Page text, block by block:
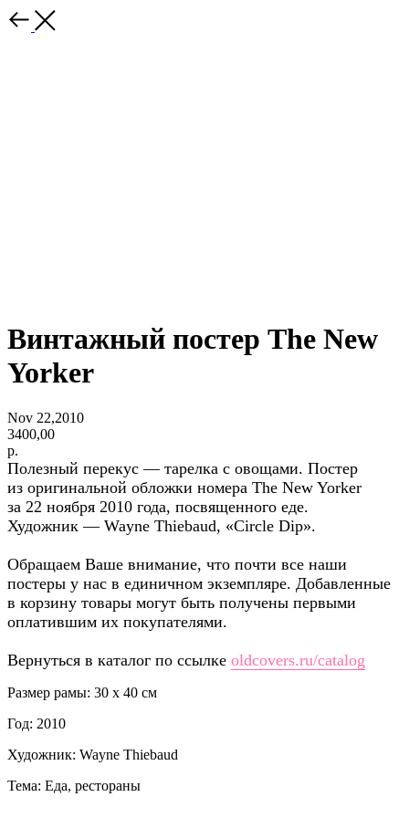
Винтажный постер The New
Yorker
Nov 22,2010
3400,00
р.
Полезный перекус — тарелка с овощами. Постер
из оригинальной обложки номера The New Yorker
за 22 ноября 2010 года, посвященного еде.
Художник — Wayne Thiebaud, «Circle Dip».
Обращаем Ваше внимание, что почти все наши
постеры у нас в единичном экземпляре. Добавленные
в корзину товары могут быть получены первыми
оплатившим их покупателями.
Вернуться в каталог по ссылке oldcovers.ru/catalog
Размер рамы: 30 x 40 см
Год: 2010
Художник: Wayne Thiebaud
Тема: Еда, рестораны